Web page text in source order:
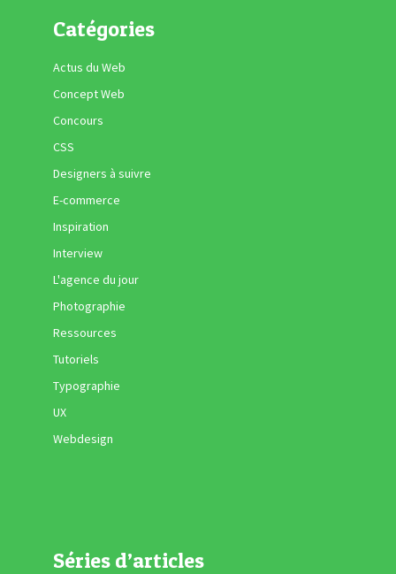
Catégories
Actus du Web
Concept Web
Concours
CSS
Designers à suivre
E-commerce
Inspiration
Interview
L'agence du jour
Photographie
Ressources
Tutoriels
Typographie
UX
Webdesign
Séries d’articles